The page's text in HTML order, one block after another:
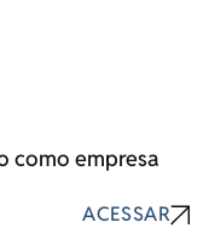
como empresa
ACESSAR